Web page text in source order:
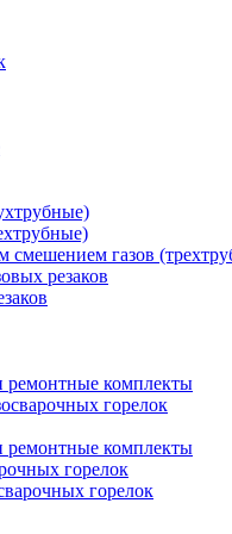
смешением газов
резаков
комплекты
горелок
комплекты
горелок
горелок